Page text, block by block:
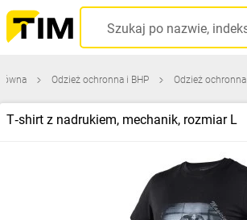
Odzież ochronna i BHP Odzież ochronna
T‑shirt z nadrukiem, mechanik, rozmiar L